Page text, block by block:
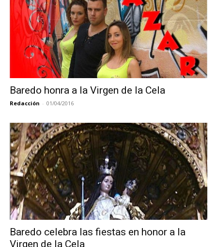
Baredo honra a la Virgen de la Cela
Redacción - 01/04/2016
Baredo celebra las fiestas en honor a la
Virgen de la Cela